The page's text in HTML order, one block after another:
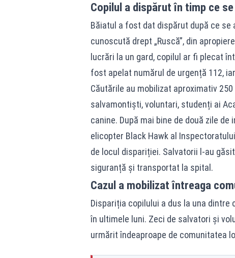
Copilul a dispărut în timp ce
Băiatul a fost dat dispărut după ce
cunoscută drept „Ruscă”, din
lucrări la un gard, copilul ar fi plecat
fost apelat numărul de urgență 112,
Căutările au mobilizat aproximativ
salvamontiști, voluntari, studenți ai
canine. După mai bine de două zile
elicopter Black Hawk al
de locul dispariției. Salvatorii l-au
siguranță și transportat la spital.
Cazul a mobilizat întreaga
Dispariția copilului a dus la una dintre
în ultimele luni. Zeci de salvatori și
urmărit îndeaproape de comunitatea